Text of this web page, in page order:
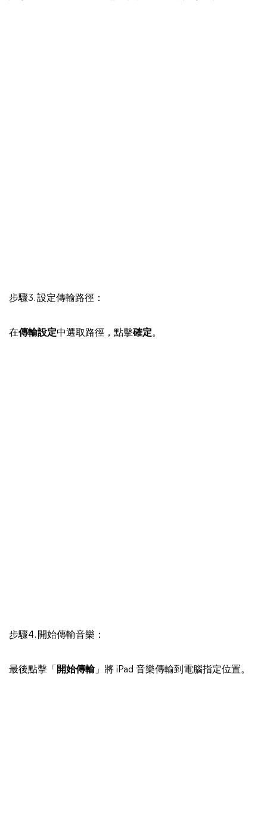
步驟3. 設定傳輸路徑：
在傳輸設定中選取路徑，點擊確定。
步驟4. 開始傳輸音樂：
最後點擊「 開始傳輸」將 iPad 音樂傳輸到電腦指定位置。